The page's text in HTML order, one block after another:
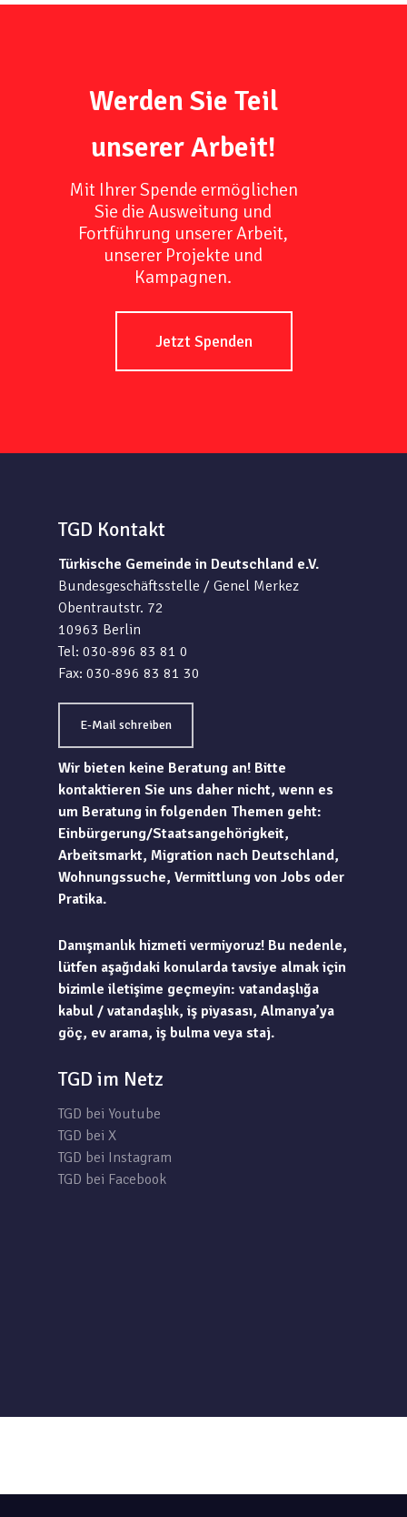
Werden Sie Teil
unserer Arbeit!
Mit Ihrer Spende ermöglichen
Sie die Ausweitung und
Fortführung unserer Arbeit,
unserer Projekte und
Kampagnen.
Jetzt Spenden
TGD Kontakt
Türkische Gemeinde in Deutschland e.V.
Bundesgeschäftsstelle / Genel Merkez
Obentrautstr. 72
10963 Berlin
Tel: 030-896 83 81 0
Fax: 030-896 83 81 30
E-Mail schreiben
Wir bieten keine Beratung an! Bitte
kontaktieren Sie uns daher nicht, wenn es
um Beratung in folgenden Themen geht:
Einbürgerung/Staatsangehörigkeit,
Arbeitsmarkt, Migration nach Deutschland,
Wohnungssuche, Vermittlung von Jobs oder
Pratika.
Danışmanlık hizmeti vermiyoruz! Bu nedenle,
lütfen aşağıdaki konularda tavsiye almak için
bizimle iletişime geçmeyin: vatandaşlığa
kabul / vatandaşlık, iş piyasası, Almanya’ya
göç, ev arama, iş bulma veya staj.
TGD im Netz
TGD bei Youtube
TGD bei X
TGD bei Instagram
TGD bei Facebook